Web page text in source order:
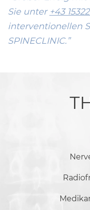
Sie unter +43
interventionellen
SPINECLINIC.